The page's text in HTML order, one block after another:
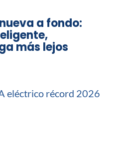
a fondo:
más lejos